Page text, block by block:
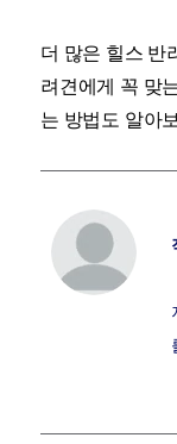
더 많은 힐스 반
려견에게 꼭 맞
는 방법도 알아